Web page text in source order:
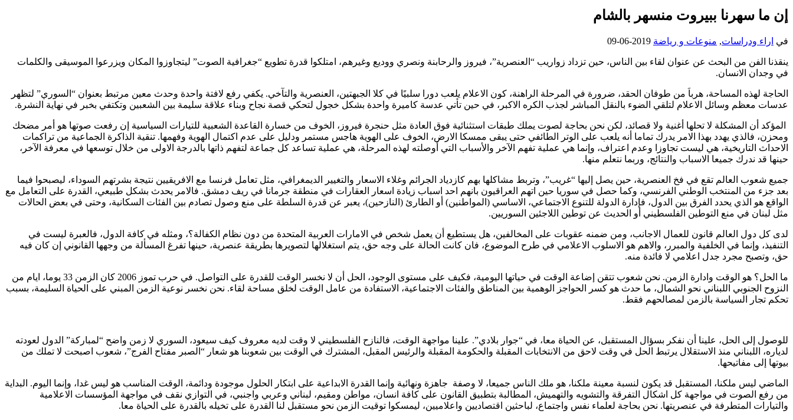
إن ما سهرنا ببيروت منسهر بالشام
في اراء ودراسات, منوعات و رياضة 2019-06-09
ينقذنا الفن من البحث عن عنوان لقاء بين الناس، حين تزداد زواريب “العنصرية”، فيروز والرحابنة ونصري ووديع وغيرهم، امتلكوا قدرة تطويع “جغرافية الصوت” ليتجاوزوا المكان ويزرعوا الموسيقى والكلمات
في وجدان الانسان.
الحاجة لهذه المساحة، هرباَ من طوفان الحقد، ضرورة في المرحلة الراهنة، كون الاعلام يلعب دورا سلبيًا في كلا الجبهتين، العنصرية والتآخي. يكفي رفع لافتة واحدة وحدث معين مرتبط بعنوان “السوري” لتظهر
عدسات معظم وسائل الاعلام لتلقي الضوء بالنقل المباشر لجذب الكره الاكبر، في حين تأتي عدسة كاميرة واحدة بشكل خجول لتحكي قصة نجاح وبناء علاقة سليمة بين الشعبين وتكتفي بخبر في نهاية النشرة.
المؤكد أن المشكلة لا تحلها أغنية ولا قصائد، لكن نحن بحاجة لصوت يملك طبقات استثنائية فوق العادة مثل حنجرة فيروز، الخوف من خسارة القاعدة الشعبية للتيارات السياسية إن رفعت صوتها هو أمر مضحك
ومحزن، فالذي يهدد بهذا الامر يدرك تماما أنه يلعب على الوتر الطائفي حتى يبقى ممسكا الارض، الخوف على الهوية هاجس مستمر ودليل على عدم اكتمال الهوية وفهمها. تنقية الذاكرة الجماعية من تراكمات
الاحداث التاريخية، هي ليست تجاوزا وعدم اعتراف، وإنما هي عملية تفهم الآخر والأسباب التي أوصلته لهذه المرحلة، هي عملية تساعد كل جماعة لتفهم ذاتها بالدرجة الاولى من خلال توسعها في معرفة الآخر،
حينها قد ندرك جميعا الاسباب والنتائج، وربما نتعلم منها.
جميع شعوب العالم تقع في فخ العنصرية، حين يصل إليها “غريب”، وتربط مشاكلها بهم كازدياد الجرائم وغلاء الاسعار والتغيير الديمغرافي، مثل تعامل فرنسا مع الافريقيين نتيجة بشرتهم السوداء، ليصبحوا فيما
بعد جزء من المنتخب الوطني الفرنسي، وكما حصل في سوريا حين اتهم العراقيون بانهم احد اسباب زيادة اسعار العقارات في منطقة جرمانا في ريف دمشق. فالامر يحدث بشكل طبيعي، القدرة على التعامل مع
الواقع هو الذي يحدد الفرق بين الدول، فإدارة الدولة للتنوع الاجتماعي، الاساسي (المواطنين) أو الطارئ (النازحين)، يعبر عن قدرة السلطة على منع وصول تصادم بين الفئات السكانية، وحتى في بعض الحالات
مثل لبنان في منع التوطين الفلسطيني أو الحديث عن توطين اللاجئين السوريين.
لدى كل دول العالم قانون للعمال الاجانب، ومن ضمنه عقوبات على المخالفين، هل يستطيع أن يعمل شخص في الامارات العربية المتحدة من دون نظام الكفالة؟، ومثله في كافة الدول، فالعبرة ليست في
التنفيذ، وإنما في الخلفية والمبرر، والاهم هو الاسلوب الاعلامي في طرح الموضوع، فان كانت الحالة على وجه حق، يتم استغلالها لتصويرها بطريقة عنصرية، حينها تفرغ المسألة من وجهها القانوني إن كان فيه
حق، وتصبح مجرد جدل اعلامي لا فائدة منه.
ما الحل؟ هو الوقت وادارة الزمن. نحن شعوب تتقن إضاعة الوقت في حياتها اليومية، فكيف على مستوى الوجود، الحل أن لا نخسر الوقت للقدرة على التواصل. في حرب تموز 2006 كان الزمن 33 يوما، ايام من
النزوح الجنوبي اللبناني نحو الشمال، ما حدث هو كسر الحواجز الوهمية بين المناطق والفئات الاجتماعية، الاستفادة من عامل الوقت لخلق مساحة لقاء. نحن نخسر نوعية الزمن المبني على الحياة السليمة، بسبب
تحكم تجار السياسة بالزمن لمصالحهم فقط.
للوصول إلى الحل، علينا أن نفكر بسؤال المستقبل، عن الحياة معا، في “جوار بلادي”. علينا مواجهة الوقت، فالنازح الفلسطيني لا وقت لديه معروف كيف سيعود، السوري لا زمن واضح “لمباركة” الدول لعودته
لدياره، اللبناني منذ الاستقلال يرتبط الحل في وقت لاحق من الانتخابات المقبلة والحكومة المقبلة والرئيس المقبل، المشترك في الوقت بين شعوبنا هو شعار “الصبر مفتاح الفرج”، شعوب اصبحت لا تملك من
بيوتها إلى مفاتيحها.
الماضي ليس ملكنا، المستقبل قد يكون لنسبة معينة ملكنا، هو ملك الناس جميعا، لا وصفة جاهزة ونهائية وإنما القدرة الابداعية على ابتكار الحلول موجودة ودائمة، الوقت المناسب هو ليس غدا، وإنما اليوم. البداية
من رفع الصوت في مواجهة كل اشكال التفرقة والتشويه والتهميش، المطالبة بتطبيق القانون على كافة انسان، مواطن ومقيم، لبناني وعربي واجنبي، في التوازي نقف في مواجهة المؤسسات الاعلامية
والتيارات المتطرفة في عنصريتها. نحن بحاجة لعلماء نفس واجتماع، لباحثين اقتصاديين واعلاميين، ليمسكوا توقيت الزمن نحو مستقبل لنا القدرة على تخيله بالقدرة على الحياة معا.